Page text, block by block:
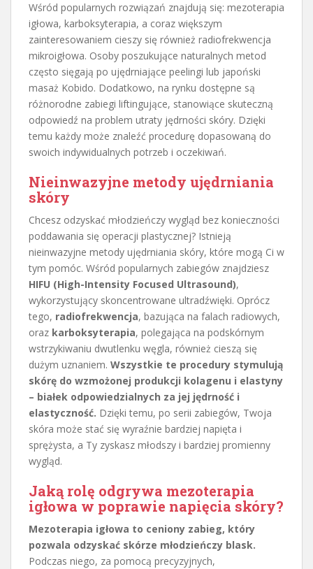
Wśród popularnych rozwiązań znajdują się: mezoterapia
igłowa, karboksyterapia, a coraz większym
zainteresowaniem cieszy się również radiofrekwencja
mikroigłowa. Osoby poszukujące naturalnych metod
często sięgają po ujędrniające peelingi lub japoński
masaż Kobido. Dodatkowo, na rynku dostępne są
różnorodne zabiegi liftingujące, stanowiące skuteczną
odpowiedź na problem utraty jędrności skóry. Dzięki
temu każdy może znaleźć procedurę dopasowaną do
swoich indywidualnych potrzeb i oczekiwań.
Nieinwazyjne metody ujędrniania
skóry
Chcesz odzyskać młodzieńczy wygląd bez konieczności
poddawania się operacji plastycznej? Istnieją
nieinwazyjne metody ujędrniania skóry, które mogą Ci w
tym pomóc. Wśród popularnych zabiegów znajdziesz
HIFU (High-Intensity Focused Ultrasound),
wykorzystujący skoncentrowane ultradźwięki. Oprócz
tego, radiofrekwencja, bazująca na falach radiowych,
oraz karboksyterapia, polegająca na podskórnym
wstrzykiwaniu dwutlenku węgla, również cieszą się
dużym uznaniem. Wszystkie te procedury stymulują
skórę do wzmożonej produkcji kolagenu i elastyny
– białek odpowiedzialnych za jej jędrność i
elastyczność. Dzięki temu, po serii zabiegów, Twoja
skóra może stać się wyraźnie bardziej napięta i
sprężysta, a Ty zyskasz młodszy i bardziej promienny
wygląd.
Jaką rolę odgrywa mezoterapia
igłowa w poprawie napięcia skóry?
Mezoterapia igłowa to ceniony zabieg, który
pozwala odzyskać skórze młodzieńczy blask.
Podczas niego, za pomocą precyzyjnych,